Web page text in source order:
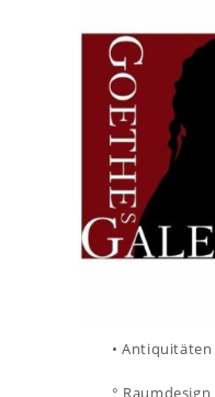
• Antiquitäten
° Raumdesign